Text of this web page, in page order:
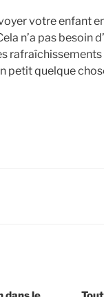
votre enfant
n’a pas besoin
petit quelque